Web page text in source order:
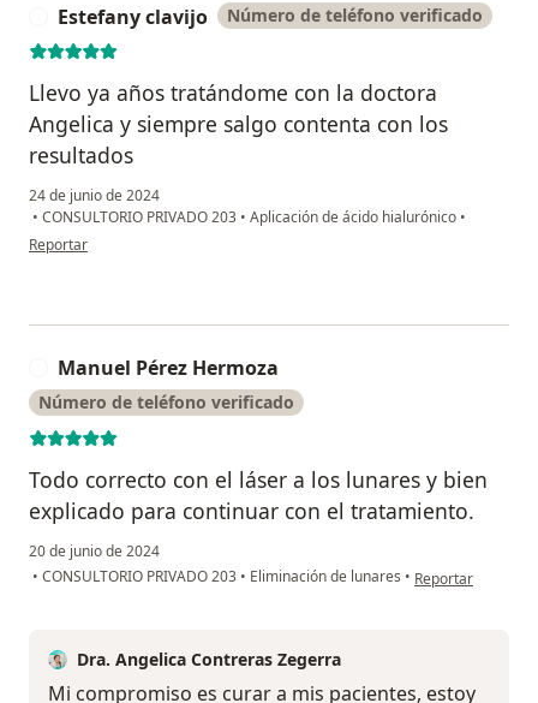
Estefany clavijo Número de teléfono verificado
Llevo ya años tratándome con la doctora
Angelica y siempre salgo contenta con los
resultados
24 de junio de 2024
• CONSULTORIO PRIVADO 203 • Aplicación de ácido hialurónico •
en opinión del usuario Estefany clavijo
Reportar
Manuel Pérez Hermoza
Número de teléfono verificado
Todo correcto con el láser a los lunares y bien
explicado para continuar con el tratamiento.
20 de junio de 2024
• CONSULTORIO PRIVADO 203 • Eliminación de lunares • en opinión del
Reportar
Dra. Angelica Contreras Zegerra
Mi compromiso es curar a mis pacientes, estoy